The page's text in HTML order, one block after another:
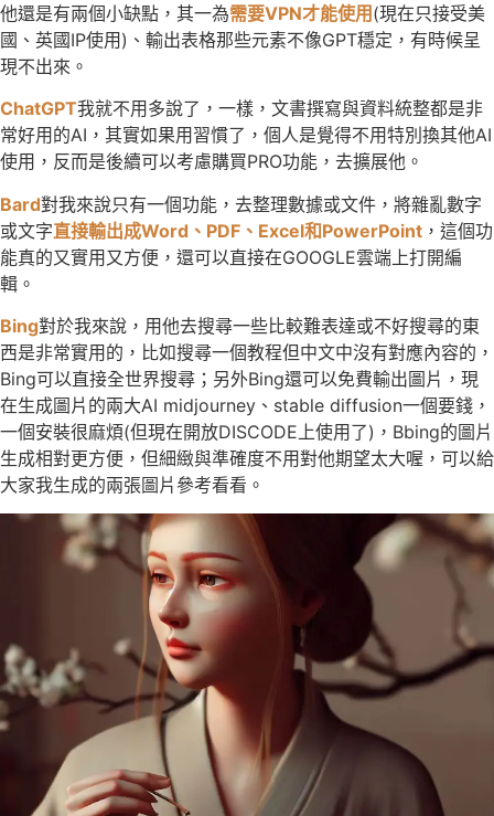
他還是有兩個小缺點，其一為需要VPN才能使用 (現在只接受美
國、英國IP使用)、輸出表格那些元素不像GPT穩定，有時候呈
現不出來。
ChatGPT我就不用多說了，一樣，文書撰寫與資料統整都是非
常好用的AI，其實如果用習慣了，個人是覺得不用特別換其他AI
使用，反而是後續可以考慮購買PRO功能，去擴展他。
Bard對我來說只有一個功能，去整理數據或文件，將雜亂數字
或文字直接輸出成Word、PDF、Excel和PowerPoint ，這個功
能真的又實用又方便，還可以直接在GOOGLE雲端上打開編
輯。
Bing對於我來說，用他去搜尋一些比較難表達或不好搜尋的東
西是非常實用的，比如搜尋一個教程但中文中沒有對應內容的，
Bing可以直接全世界搜尋；另外Bing還可以免費輸出圖片，現
在生成圖片的兩大AI midjourney、stable diffusion一個要錢，
一個安裝很麻煩(但現在開放DISCODE上使用了)，Bbing的圖片
生成相對更方便，但細緻與準確度不用對他期望太大喔，可以給
大家我生成的兩張圖片參考看看。